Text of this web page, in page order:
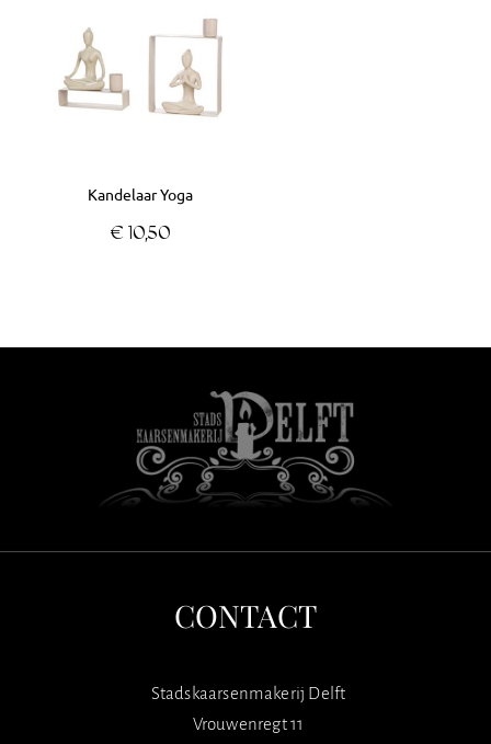
Kandelaar Yoga
€ 10,50
heeft
meerdere
variaties.
Deze
gekozen
worden
CONTACT
Stadskaarsenmakerij Delft
Vrouwenregt 11